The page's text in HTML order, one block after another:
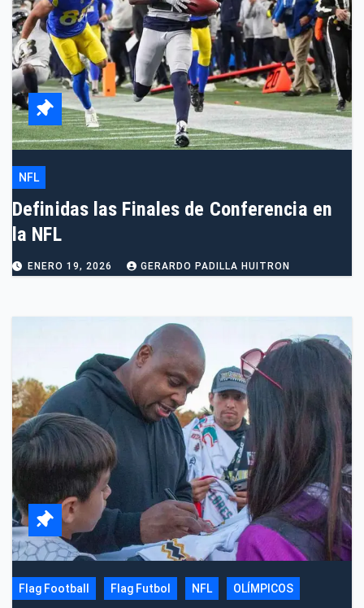
NFL
Definidas las Finales de Conferencia en
la NFL
ENERO 19, 2026 GERARDO PADILLA HUITRON
Flag Football Flag Futbol NFL OLÍMPICOS